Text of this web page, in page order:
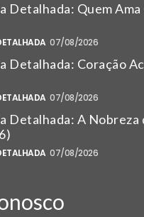
Detalhada: Quem Ama
07/08/2026
Detalhada: Coração
07/08/2026
Detalhada: A Nobreza
07/08/2026